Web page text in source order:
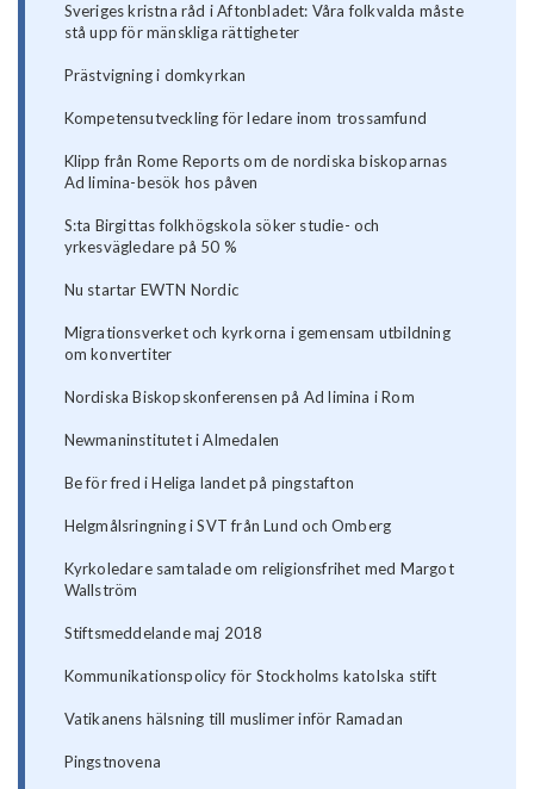
Sveriges kristna råd i Aftonbladet: Våra folkvalda måste
stå upp för mänskliga rättigheter
Prästvigning i domkyrkan
Kompetensutveckling för ledare inom trossamfund
Klipp från Rome Reports om de nordiska biskoparnas
Ad limina-besök hos påven
S:ta Birgittas folkhögskola söker studie- och
yrkesvägledare på 50 %
Nu startar EWTN Nordic
Migrationsverket och kyrkorna i gemensam utbildning
om konvertiter
Nordiska Biskopskonferensen på Ad limina i Rom
Newmaninstitutet i Almedalen
Be för fred i Heliga landet på pingstafton
Helgmålsringning i SVT från Lund och Omberg
Kyrkoledare samtalade om religionsfrihet med Margot
Wallström
Stiftsmeddelande maj 2018
Kommunikationspolicy för Stockholms katolska stift
Vatikanens hälsning till muslimer inför Ramadan
Pingstnovena